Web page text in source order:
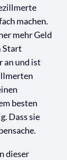
machen.
mehr Geld
Start
an und ist
besten
Dass sie
dieser